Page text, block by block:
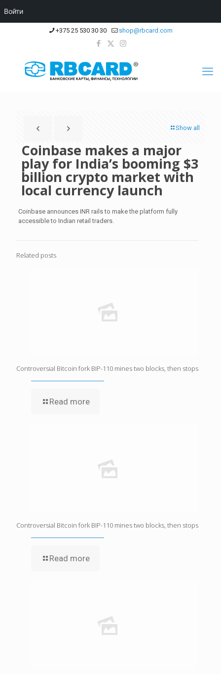
+375 25 530 30 30 shop@rbcard.com
Show all
Coinbase makes a major
play for India’s booming $3
billion crypto market with
local currency launch
Coinbase announces INR rails to make the platform fully
accessible to Indian retail traders.
Related posts
Controversial Bitcoin fork BIP-110 mines two blocks, then stops
Read more
Controversial Bitcoin fork BIP-110 mines two blocks, then stops
Read more
Войти